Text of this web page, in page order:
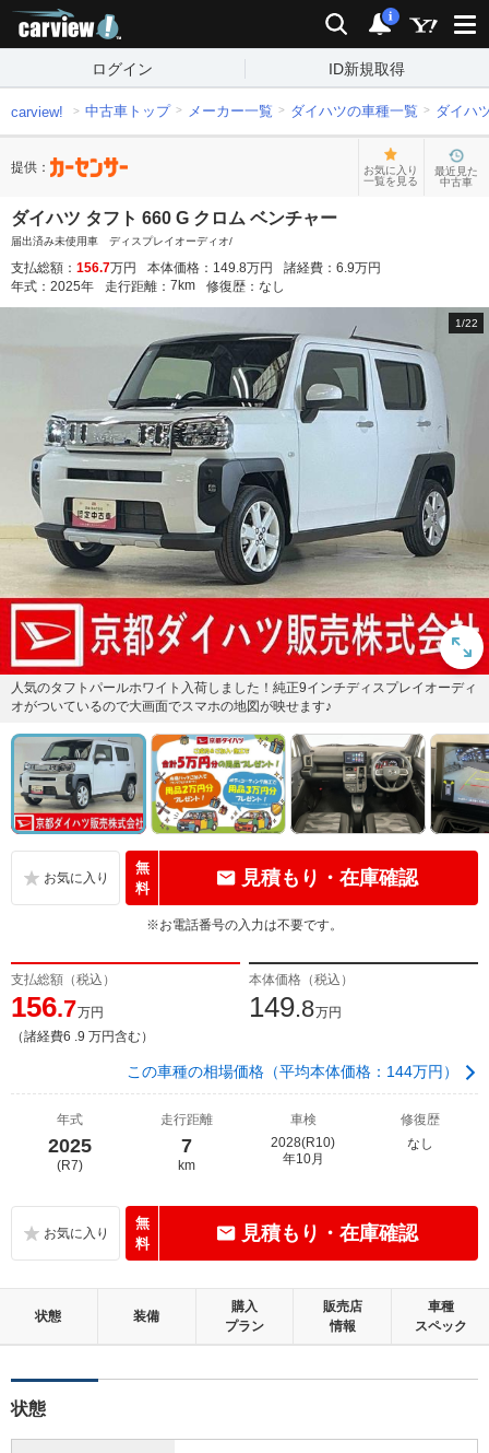
検索 通知
i
ログイン ID新規取得
carview! 中古車トップ メーカー一覧 ダイハツの車種一覧 ダイハ
提供：
お気に入り
一覧を見る
最近見た
中古車
ダイハツ タフト 660 G クロム ベンチャー
届出済み未使用車 ディスプレイオーディオ/
支払総額： 156.7万円 本体価格： 149.8万円 諸経費： 6.9万円
年式： 2025年 走行距離： 7 km 修復歴： なし
1/22
人気のタフトパールホワイト入荷しました！純正9インチディスプレイオーディ
オがついているので大画面でスマホの地図が映せます♪
無
料
見積もり・在庫確認
※お電話番号の入力は不要です。
支払総額（税込）
156.7万円
（諸経費6 .9 万円含む）
本体価格（税込）
149.8万円
この車種の相場価格（平均本体価格：144万円）
年式
2025
(R7)
走行距離
7
km
車検
2028(R10)
年10月
修復歴
なし
無
料
見積もり・在庫確認
状態 装備
購入
プラン
販売店
情報
車種
スペック
状態